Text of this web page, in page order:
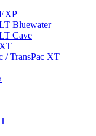
Bluewater
Cave
/ TransPac XT